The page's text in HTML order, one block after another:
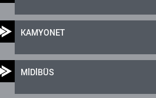
KAMYONET
MİDİBÜS